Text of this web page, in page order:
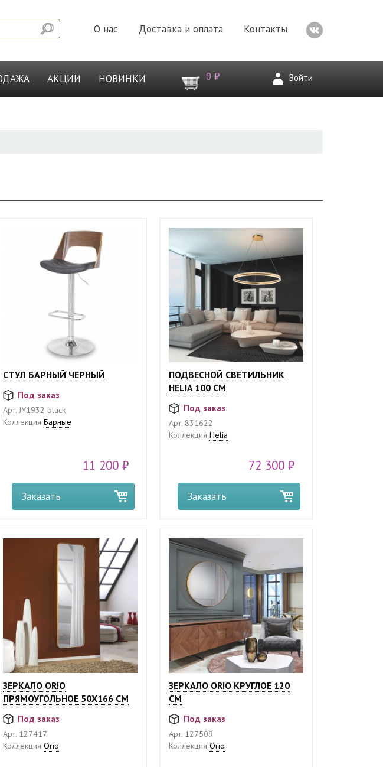
О нас Доставка и оплата Контакты
АКЦИИ НОВИНКИ 0 ₽ Войти
СТУЛ БАРНЫЙ ЧЕРНЫЙ
Под заказ
Арт.JY1932 black
Коллекция Барные
11 200 ₽
Заказать
ПОДВЕСНОЙ СВЕТИЛЬНИК
HELIA 100 СМ
Под заказ
Арт.831622
Коллекция Helia
72 300 ₽
Заказать
ЗЕРКАЛО ORIO
ПРЯМОУГОЛЬНОЕ 50X166 СМ
Под заказ
Арт.127417
Коллекция Orio
ЗЕРКАЛО ORIO КРУГЛОЕ 120
СМ
Под заказ
Арт.127509
Коллекция Orio